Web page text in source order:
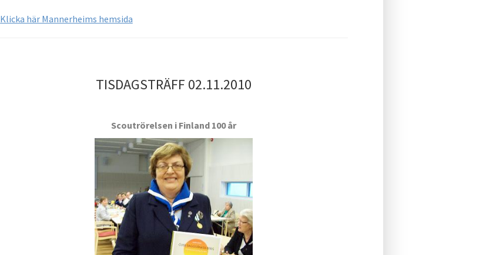
Klicka här Mannerheims hemsida
TISDAGSTRÄFF 02.11.2010
Scoutrörelsen i Finland 100 år